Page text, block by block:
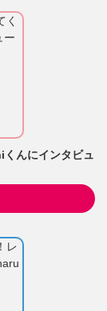
んにインタビュ